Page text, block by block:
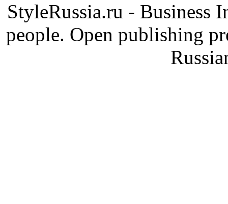
StyleRussia.ru - Business
people. Open publishing